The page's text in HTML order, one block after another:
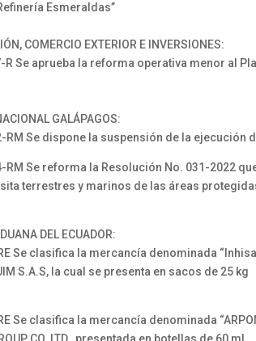
Esmeraldas”
COMERCIO EXTERIOR E INVERSIONES:
R Se aprueba la reforma operativa menor al
GALÁPAGOS:
RM Se dispone la suspensión de la ejecución
RM Se reforma la Resolución No. 031-2022
terrestres y marinos de las áreas
DEL ECUADOR:
Se clasifica la mercancía denominada
S.A.S, la cual se presenta en sacos de 25 kg
Se clasifica la mercancía denominada